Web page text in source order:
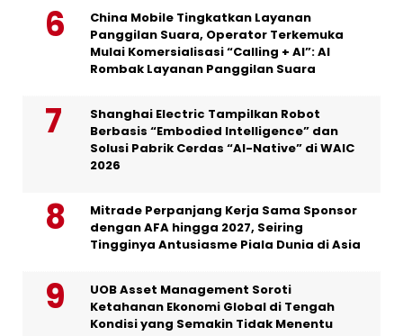
China Mobile Tingkatkan Layanan
Panggilan Suara, Operator Terkemuka
Mulai Komersialisasi “Calling + AI”: AI
Rombak Layanan Panggilan Suara
Shanghai Electric Tampilkan Robot
Berbasis “Embodied Intelligence” dan
Solusi Pabrik Cerdas “AI-Native” di WAIC
2026
Mitrade Perpanjang Kerja Sama Sponsor
dengan AFA hingga 2027, Seiring
Tingginya Antusiasme Piala Dunia di Asia
UOB Asset Management Soroti
Ketahanan Ekonomi Global di Tengah
Kondisi yang Semakin Tidak Menentu